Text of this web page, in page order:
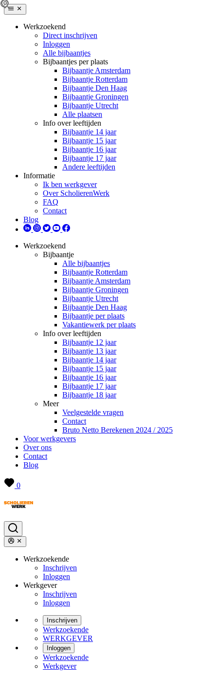
Werkzoekend
Direct inschrijven
Inloggen
Alle bijbaantjes
Bijbaantjes per plaats
Bijbaantje Amsterdam
Bijbaantje Rotterdam
Bijbaantje Den Haag
Bijbaantje Groningen
Bijbaantje Utrecht
Alle plaatsen
Info over leeftijden
Bijbaantje 14 jaar
Bijbaantje 15 jaar
Bijbaantje 16 jaar
Bijbaantje 17 jaar
Andere leeftijden
Informatie
Ik ben werkgever
Over ScholierenWerk
FAQ
Contact
Blog
Werkzoekend
Bijbaantje
Alle bijbaantjes
Bijbaantje Rotterdam
Bijbaantje Amsterdam
Bijbaantje Groningen
Bijbaantje Utrecht
Bijbaantje Den Haag
Bijbaantje per plaats
Vakantiewerk per plaats
Info over leeftijden
Bijbaantje 12 jaar
Bijbaantje 13 jaar
Bijbaantje 14 jaar
Bijbaantje 15 jaar
Bijbaantje 16 jaar
Bijbaantje 17 jaar
Bijbaantje 18 jaar
Meer
Veelgestelde vragen
Contact
Bruto Netto Berekenen 2024 / 2025
Voor werkgevers
Over ons
Contact
Blog
0
Werkzoekende
Inschrijven
Inloggen
Werkgever
Inschrijven
Inloggen
Inschrijven
Werkzoekende
WERKGEVER
Inloggen
Werkzoekende
Werkgever